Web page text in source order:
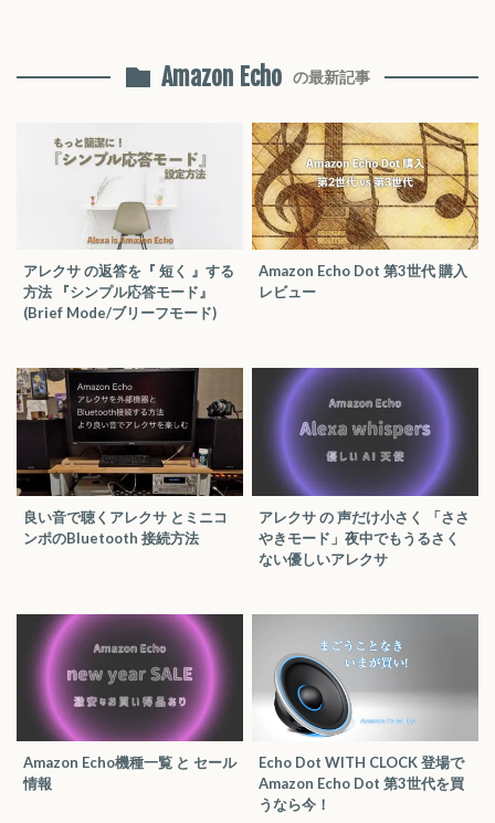
Amazon Echo の最新記事
アレクサ の返答を『 短く 』する
方法 『シンプル応答モード』
(Brief Mode/ブリーフモード)
Amazon Echo Dot 第3世代 購入
レビュー
良い音で聴く アレクサ とミニコ
ンポのBluetooth 接続方法
アレクサ の 声だけ小さく 「ささ
やきモード」夜中でもうるさく
ない優しいアレクサ
Amazon Echo機種一覧 と セール
情報
Echo Dot WITH CLOCK 登場で
Amazon Echo Dot 第3世代を買
うなら今！